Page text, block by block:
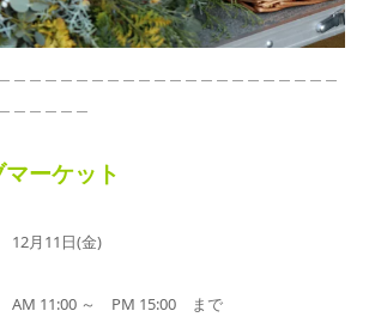
ーケット
11日(金)
11:00 ～ PM 15:00 まで